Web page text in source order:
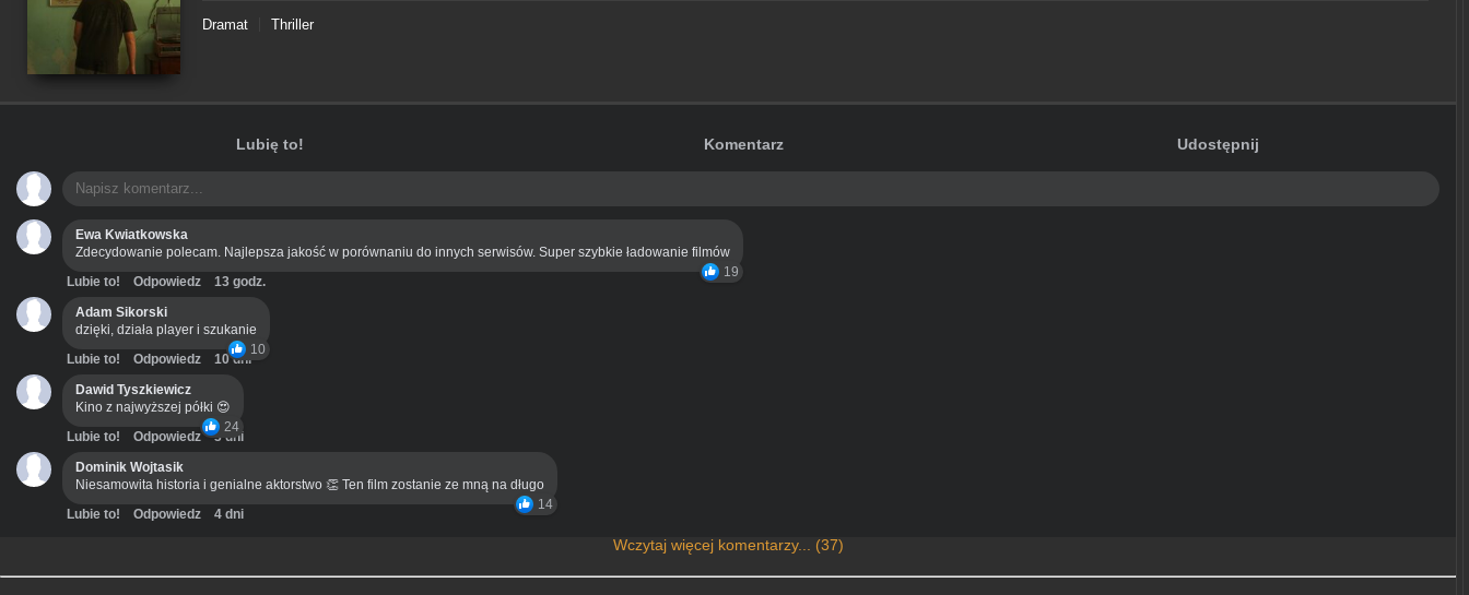
Dramat Thriller
Lubię to! Komentarz Udostępnij
Ewa Kwiatkowska
Zdecydowanie polecam. Najlepsza jakość w porównaniu do innych serwisów. Super szybkie ładowanie filmów
19
Lubie to! Odpowiedz
13 godz.
Adam Sikorski
dzięki, działa player i szukanie
10
Lubie to! Odpowiedz
10 dni
Dawid Tyszkiewicz
Kino z najwyższej półki 😍
24
Lubie to! Odpowiedz
3 dni
Dominik Wojtasik
Niesamowita historia i genialne aktorstwo 👏 Ten film zostanie ze mną na długo
14
Lubie to! Odpowiedz 4 dni
Wczytaj więcej komentarzy... (37)